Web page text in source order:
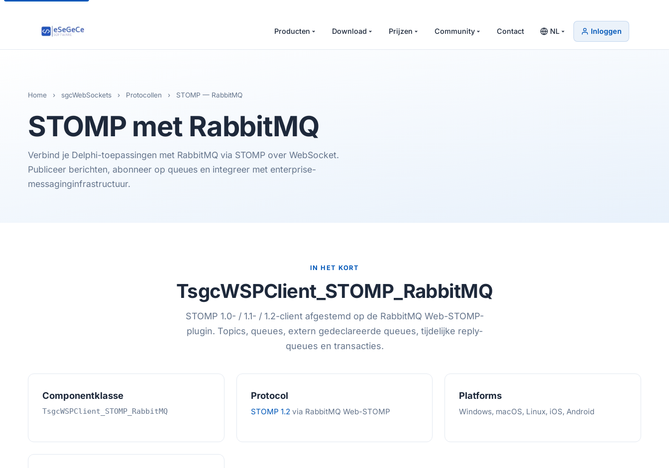
Producten Download Prijzen Community Contact NL Inloggen
Home › sgcWebSockets › Protocollen › STOMP — RabbitMQ
STOMPmet RabbitMQ
Verbind je Delphi-toepassingen met RabbitMQ via STOMP over WebSocket.
Publiceer berichten, abonneer op queues en integreer met enterprise-
messaginginfrastructuur.
IN HET KORT
TsgcWSPClient_STOMP_RabbitMQ
STOMP 1.0- / 1.1- / 1.2-client afgestemd op de RabbitMQ Web-STOMP-
plugin. Topics, queues, extern gedeclareerde queues, tijdelijke reply-
queues en transacties.
Componentklasse
TsgcWSPClient_STOMP_RabbitMQ
Protocol
STOMP 1.2via RabbitMQ Web-STOMP
Platforms
Windows, macOS, Linux, iOS, Android